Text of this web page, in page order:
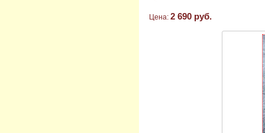
Цена: 2 690 руб.